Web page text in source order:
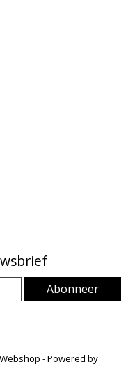
Abonneer
- Powered by